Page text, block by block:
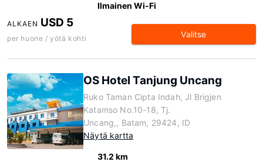
Ilmainen Wi-Fi
ALKAEN USD 5
per huone / yötä kohti Valitse
OS Hotel Tanjung Uncang
Ruko Taman Cipta Indah, Jl Brigjen
Katamso No.10-18, Tj.
Uncang,, Batam, 29424, ID
Näytä kartta
31.2 km